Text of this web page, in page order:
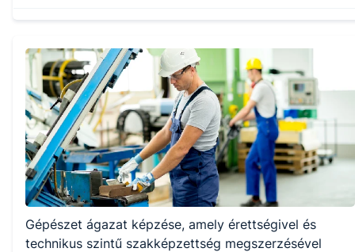
507151006
Képzés időtartama
5 év
Választható szakmairányok:
Nem válaszható
Gépészet ágazat képzése, amely érettségivel és
technikus szintű szakképzettség megszerzésével